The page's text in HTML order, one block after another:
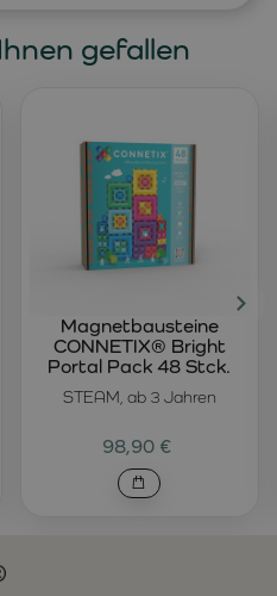
gefallen
STEAM, ab 3 Jahren
Magnetbausteine
CONNETIX® Bright
Portal Pack 48 Stck.
98,90 €